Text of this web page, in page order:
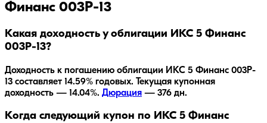
Финанс 003P-13
Какая доходность у облигации ИКС 5 Финанс
003P-13?
Доходность к погашению облигации ИКС 5 Финанс 003P-
13 составляет 14.59% годовых. Текущая купонная
доходность — 14.04%. Дюрация — 376 дн.
Когда следующий купон по ИКС 5 Финанс